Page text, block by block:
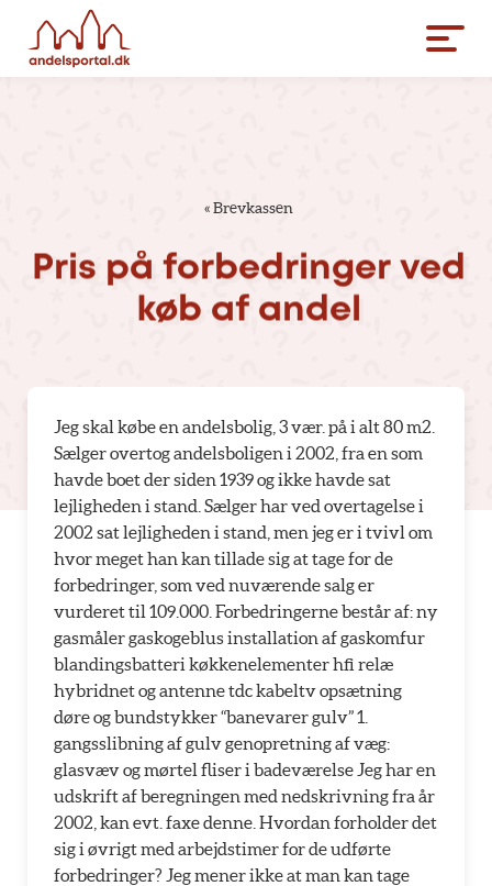
«Brevkassen
Pris på forbedringer ved
køb af andel
Jeg skal købe en andelsbolig, 3 vær. på i alt 80 m2.
Sælger overtog andelsboligen i 2002, fra en som
havde boet der siden 1939 og ikke havde sat
lejligheden i stand. Sælger har ved overtagelse i
2002 sat lejligheden i stand, men jeg er i tvivl om
hvor meget han kan tillade sig at tage for de
forbedringer, som ved nuværende salg er
vurderet til 109.000. Forbedringerne består af: ny
gasmåler gaskogeblus installation af gaskomfur
blandingsbatteri køkkenelementer hfi relæ
hybridnet og antenne tdc kabeltv opsætning
døre og bundstykker “banevarer gulv” 1.
gangsslibning af gulv genopretning af væg:
glasvæv og mørtel fliser i badeværelse Jeg har en
udskrift af beregningen med nedskrivning fra år
2002, kan evt. faxe denne. Hvordan forholder det
sig i øvrigt med arbejdstimer for de udførte
forbedringer? Jeg mener ikke at man kan tage